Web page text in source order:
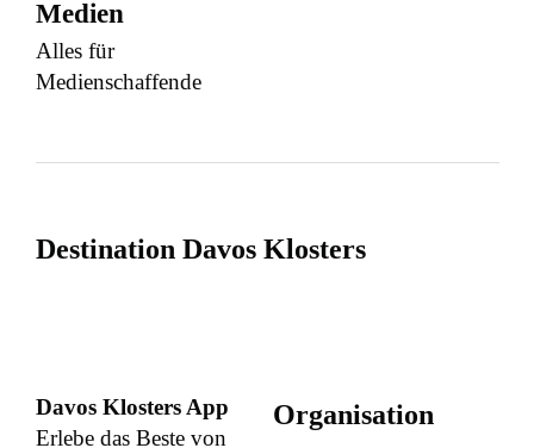
Medien
Alles für
Medienschaffende
Destination Davos Klosters
Davos Klosters App
Erlebe das Beste von
Organisation